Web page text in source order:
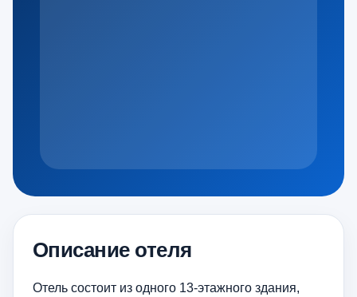
Описание отеля
Отель состоит из одного 13-этажного здания,